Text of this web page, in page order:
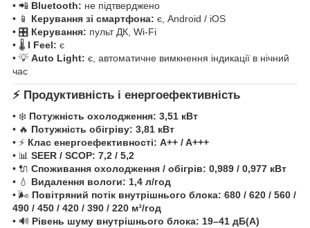
• 📲 Bluetooth: не підтверджено
• 📱 Керування зі смартфона: є, Android / iOS
• 🎛️ Керування: пульт ДК, Wi-Fi
• 🌡️ I Feel: є
• 💡 Auto Light: є, автоматичне вимкнення індикації в нічний
час
⚡ Продуктивність і енергоефективність
• ❄️ Потужність охолодження: 3,51 кВт
• 🔥 Потужність обігріву: 3,81 кВт
• ⚡ Клас енергоефективності: A++ / A+++
• 📊 SEER / SCOP: 7,2 / 5,2
• 🔌 Споживання охолодження / обігрів: 0,989 / 0,977 кВт
• 💧 Видалення вологи: 1,4 л/год
• 🌬️ Повітряний потік внутрішнього блока: 680 / 620 / 560 /
490 / 450 / 420 / 390 / 220 м³/год
• 🔊 Рівень шуму внутрішнього блока: 19–41 дБ(А)